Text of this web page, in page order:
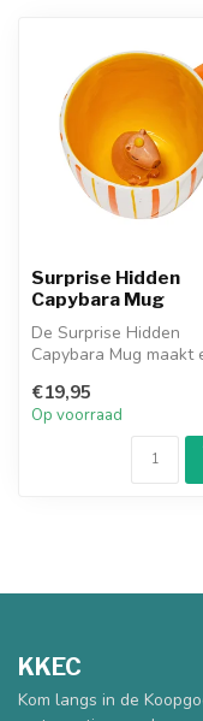
Surprise Hidden
Capybara Mug
De Surprise Hidden
Capybara Mug maakt
drinkt, v...
€19,95
Op voorraad
KKEC
Kom langs in de